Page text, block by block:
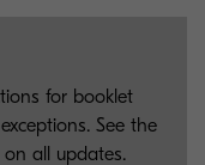
for booklet
See the
on all updates.